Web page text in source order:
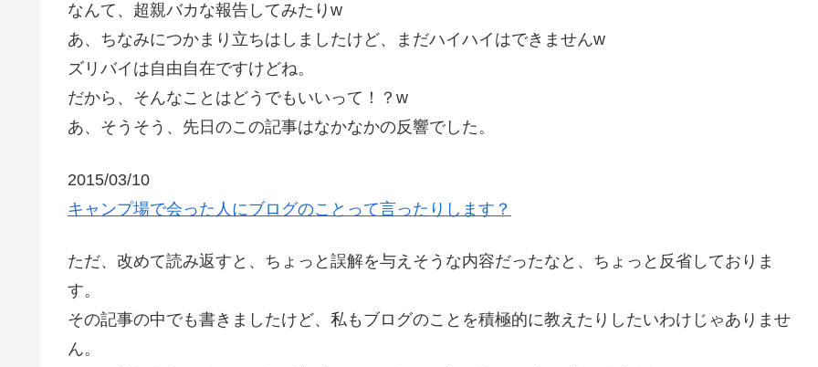
なんて、超親バカな報告してみたりw
あ、ちなみにつかまり立ちはしましたけど、まだハイハイはできませんw
ズリバイは自由自在ですけどね。
だから、そんなことはどうでもいいって！？w
あ、そうそう、先日のこの記事はなかなかの反響でした。
2015/03/10
キャンプ場で会った人にブログのことって言ったりします？
ただ、改めて読み返すと、ちょっと誤解を与えそうな内容だったなと、ちょっと反省しておりま
す。
その記事の中でも書きましたけど、私もブログのことを積極的に教えたりしたいわけじゃありませ
ん。